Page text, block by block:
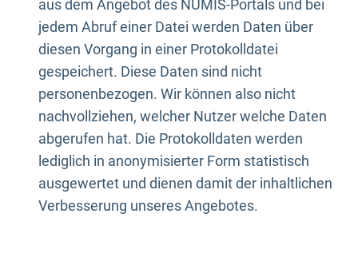
aus dem Angebot des NUMIS-Portals und bei
jedem Abruf einer Datei werden Daten über
diesen Vorgang in einer Protokolldatei
gespeichert. Diese Daten sind nicht
personenbezogen. Wir können also nicht
nachvollziehen, welcher Nutzer welche Daten
abgerufen hat. Die Protokolldaten werden
lediglich in anonymisierter Form statistisch
ausgewertet und dienen damit der inhaltlichen
Verbesserung unseres Angebotes.